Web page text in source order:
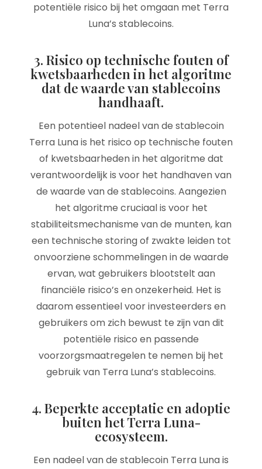
potentiële risico bij het omgaan met Terra
Luna’s stablecoins.
3. Risico op technische fouten of
kwetsbaarheden in het algoritme
dat de waarde van stablecoins
handhaaft.
Een potentieel nadeel van de stablecoin
Terra Luna is het risico op technische fouten
of kwetsbaarheden in het algoritme dat
verantwoordelijk is voor het handhaven van
de waarde van de stablecoins. Aangezien
het algoritme cruciaal is voor het
stabiliteitsmechanisme van de munten, kan
een technische storing of zwakte leiden tot
onvoorziene schommelingen in de waarde
ervan, wat gebruikers blootstelt aan
financiële risico’s en onzekerheid. Het is
daarom essentieel voor investeerders en
gebruikers om zich bewust te zijn van dit
potentiële risico en passende
voorzorgsmaatregelen te nemen bij het
gebruik van Terra Luna’s stablecoins.
4. Beperkte acceptatie en adoptie
buiten het Terra Luna-
ecosysteem.
Een nadeel van de stablecoin Terra Luna is